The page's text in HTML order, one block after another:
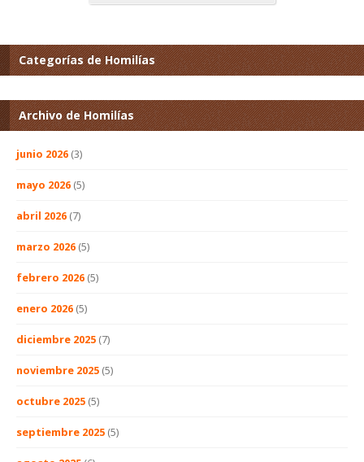
Categorías de Homilías
Archivo de Homilías
junio 2026 (3)
mayo 2026 (5)
abril 2026 (7)
marzo 2026 (5)
febrero 2026 (5)
enero 2026 (5)
diciembre 2025 (7)
noviembre 2025 (5)
octubre 2025 (5)
septiembre 2025 (5)